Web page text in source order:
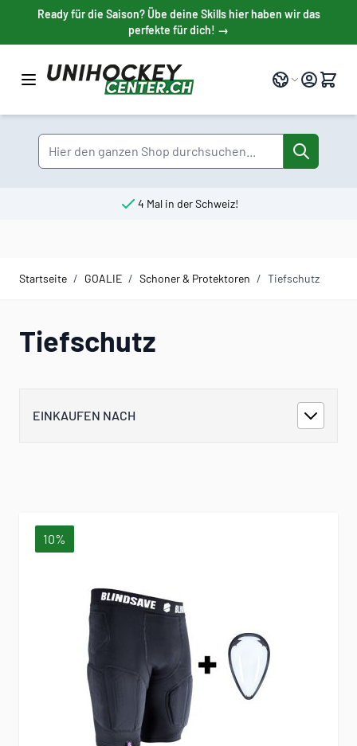
Direkt zum Inhalt
Ready für die Saison? Übe deine Skills hier haben wir das
perfekte für dich! →
Sprache
Suche
4 Mal in der Schweiz!
Startseite / GOALIE / Schoner & Protektoren / Tiefschutz
Tiefschutz
EINKAUFEN NACH
10%